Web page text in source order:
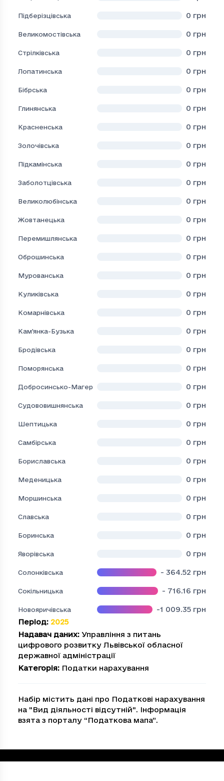
Підберізцівська 0 грн
Великомостівська 0 грн
Стрілківська 0 грн
Лопатинська 0 грн
Бібрська 0 грн
Глинянська 0 грн
Красненська 0 грн
Золочівська 0 грн
Підкамінська 0 грн
Заболотцівська 0 грн
Великолюбінська 0 грн
Жовтанецька 0 грн
Перемишлянська 0 грн
Оброшинська 0 грн
Мурованська 0 грн
Куликівська 0 грн
Комарнівська 0 грн
Кам'янка-Бузька 0 грн
Бродівська 0 грн
Поморянська 0 грн
Добросинсько-Магерівська 0 грн
Судововишнянська 0 грн
Шептицька 0 грн
Самбірська 0 грн
Бориславська 0 грн
Меденицька 0 грн
Моршинська 0 грн
Славська 0 грн
Боринська 0 грн
Яворівська 0 грн
Солонківська - 364.52 грн
Сокільницька - 716.16 грн
Новояричівська -1 009.35 грн
Період: 2025
Надавач даних: Управління з питань
цифрового розвитку Львівської обласної
державної адміністрації
Категорія: Податки нарахування
Набір містить дані про Податкові нарахування
на "Вид діяльності відсутній". Інформація
взята з порталу “Податкова мапа”.